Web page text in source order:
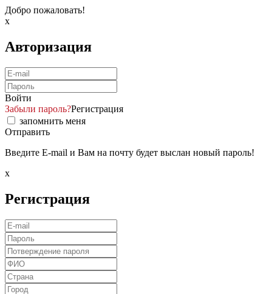
Добро пожаловать!
x
Авторизация
Войти
Забыли пароль?Регистрация
запомнить меня
Отправить
Введите E-mail и Вам на почту будет выслан новый пароль!
x
Регистрация